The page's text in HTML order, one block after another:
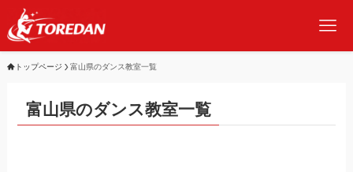
トップページ 富山県のダンス教室一覧
富山県のダンス教室一覧